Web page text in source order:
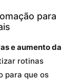
para
e aumento da
rotinas
para que os